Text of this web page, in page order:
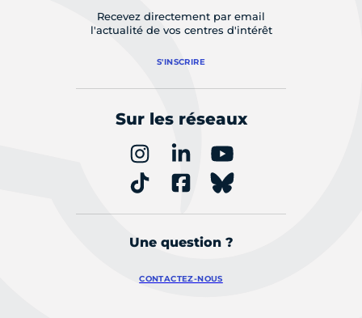
Recevez directement par email
l'actualité de vos centres d'intérêt
S'INSCRIRE
Sur les réseaux
Une question ?
CONTACTEZ-NOUS